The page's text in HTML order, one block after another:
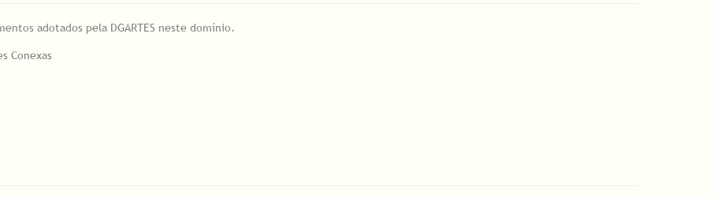
adotados pela DGARTES neste domínio.
Conexas